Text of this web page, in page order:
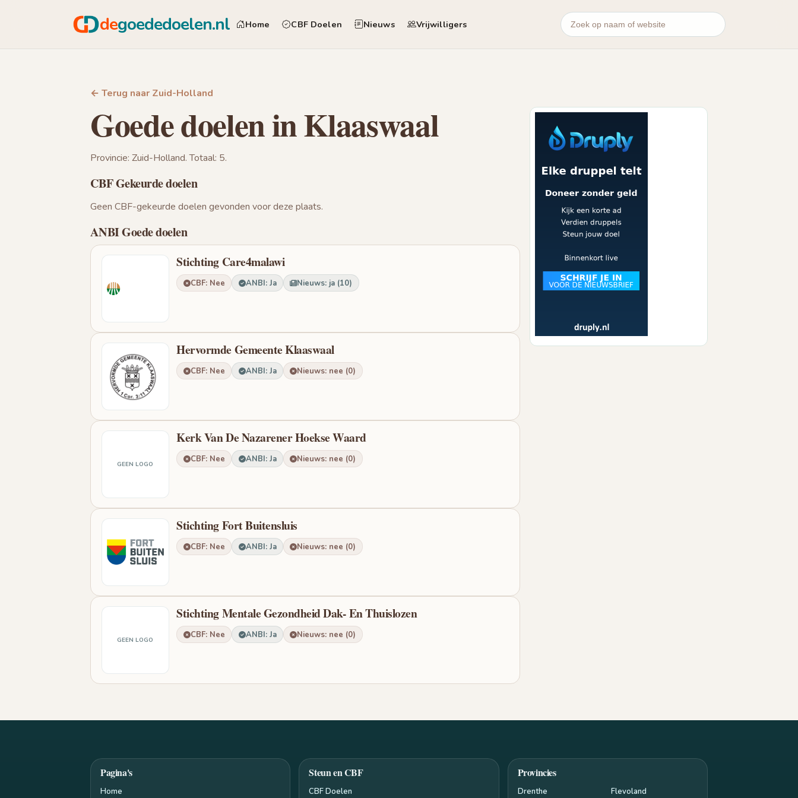
degoededoelen.nl Home CBF Doelen Nieuws Vrijwilligers
← Terug naar Zuid-Holland
Goede doelen in Klaaswaal
Provincie: Zuid-Holland. Totaal: 5.
CBF Gekeurde doelen
Geen CBF-gekeurde doelen gevonden voor deze plaats.
ANBI Goede doelen
Stichting Care4malawi
CBF: Nee ANBI: Ja Nieuws: ja (10)
Hervormde Gemeente Klaaswaal
CBF: Nee ANBI: Ja Nieuws: nee (0)
GEEN LOGO
Kerk Van De Nazarener Hoekse Waard
CBF: Nee ANBI: Ja Nieuws: nee (0)
Stichting Fort Buitensluis
CBF: Nee ANBI: Ja Nieuws: nee (0)
GEEN LOGO
Stichting Mentale Gezondheid Dak- En Thuislozen
CBF: Nee ANBI: Ja Nieuws: nee (0)
Pagina's
Home
Steun en CBF
CBF Doelen
Provincies
Drenthe Flevoland